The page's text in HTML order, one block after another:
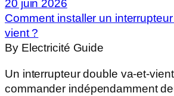
20 juin 2026
Comment installer un
vient ?
By Electricité Guide
Un interrupteur double va-et-
commander indépendamment